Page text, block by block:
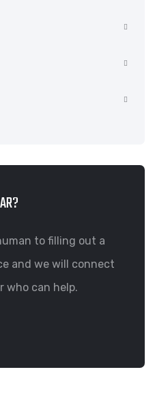
to filling out a
and we will connect
who can help.